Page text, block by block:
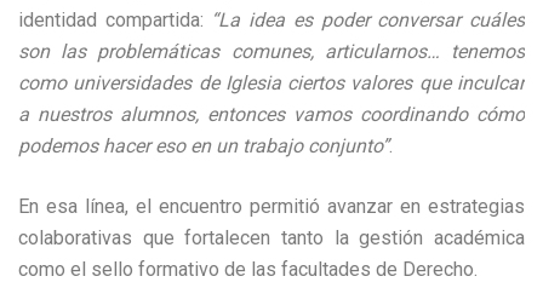
identidad compartida: “La idea es poder conversar cuáles
son las problemáticas comunes, articularnos… tenemos
como universidades de Iglesia ciertos valores que inculcar
a nuestros alumnos, entonces vamos coordinando cómo
podemos hacer eso en un trabajo conjunto”.
En esa línea, el encuentro permitió avanzar en estrategias
colaborativas que fortalecen tanto la gestión académica
como el sello formativo de las facultades de Derecho.